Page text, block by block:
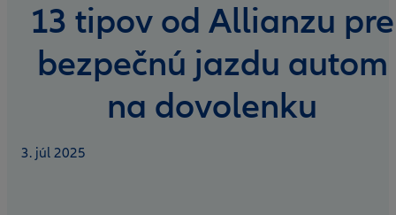
13 tipov od Allianzu pre
bezpečnú jazdu autom
na dovolenku
3. júl 2025